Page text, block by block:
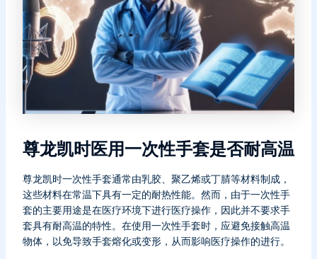
尊龙凯时医用一次性手套是否耐高温
尊龙凯时一次性手套通常由乳胶、聚乙烯或丁腈等材料制成，
这些材料在常温下具有一定的耐热性能。然而，由于一次性手
套的主要用途是在医疗环境下进行医疗操作，因此并不要求手
套具有耐高温的特性。在使用一次性手套时，应避免接触高温
物体，以免导致手套熔化或变形，从而影响医疗操作的进行。